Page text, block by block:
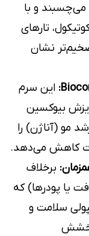
و با
تارهای
ضخیم‌تر نشان
این سرم
بیوکسین
مو (آناژن) را
کاهش می‌دهد.
برخلاف
یا پودرها) که
سلامت و